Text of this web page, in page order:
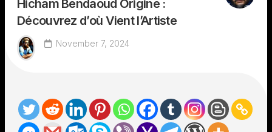
Hicham Bendaoud Origine :
Découvrez d’où Vient l’Artiste
November 7, 2024